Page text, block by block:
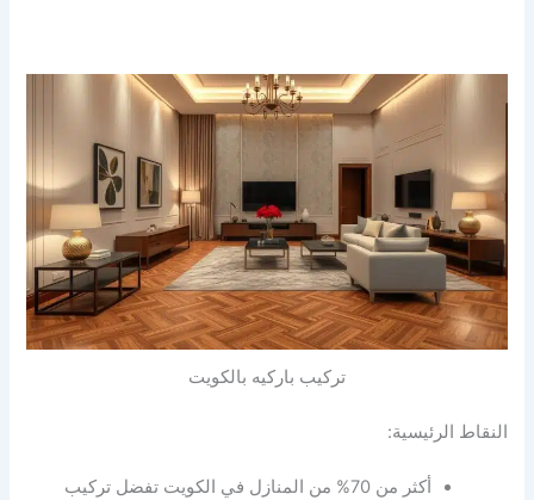
تركيب باركيه بالكويت
النقاط الرئيسية:
أكثر من 70% من المنازل في الكويت تفضل تركيب